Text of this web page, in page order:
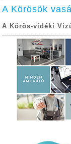
A Körösök
A Körös-vidéki